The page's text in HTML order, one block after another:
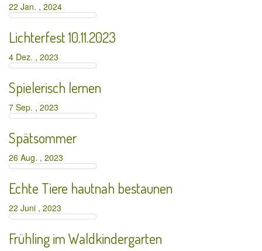
22 Jan. , 2024
Lichterfest 10.11.2023
4 Dez. , 2023
Spielerisch lernen
7 Sep. , 2023
Spätsommer
26 Aug. , 2023
Echte Tiere hautnah bestaunen
22 Juni , 2023
Frühling im Waldkindergarten